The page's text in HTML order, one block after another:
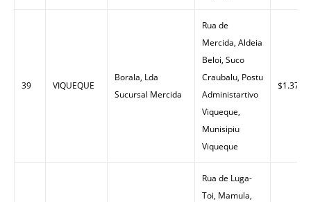
39 VIQUEQUE
Borala, Lda
Sucursal Mercida
Rua de
Mercida, Aldeia
Beloi, Suco
Craubalu, Postu
Administartivo
Viqueque,
Munisipiu
Viqueque
$1.37
Rua de Luga-
Toi, Mamula,